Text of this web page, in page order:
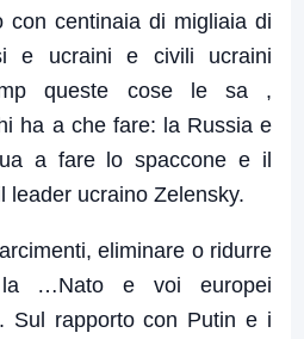
con centinaia di migliaia di
e ucraini e civili ucraini
queste cose le sa ,
ha a che fare: la Russia e
a fare lo spaccone e il
leader ucraino Zelensky.
eliminare o ridurre
…Nato e voi europei
Sul rapporto con Putin e i